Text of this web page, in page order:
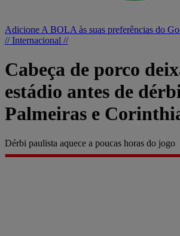
Adicione A BOLA às suas preferências do
// Internacional //
Cabeça de porco
estádio antes de
Palmeiras e
Dérbi paulista aquece a poucas horas do jogo